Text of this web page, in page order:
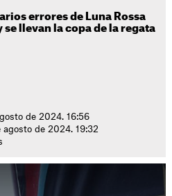
errores de Luna Rossa
se llevan la copa de la regata
de 2024. 16:56
de 2024. 19:32